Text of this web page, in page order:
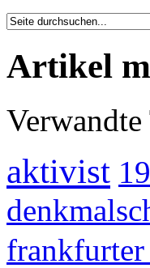
Artikel
Verwandte
aktivist